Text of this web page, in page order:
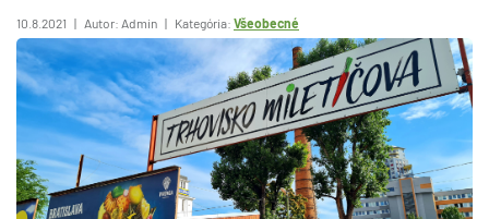
10.8.2021 | Autor: Admin | Kategória: Všeobecné